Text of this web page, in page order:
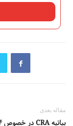
مقاله بعدی